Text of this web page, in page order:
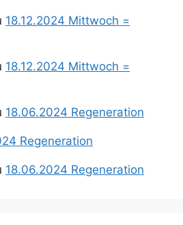
18.12.2024 Mittwoch =
18.12.2024 Mittwoch =
18.06.2024 Regeneration
Regeneration
18.06.2024 Regeneration